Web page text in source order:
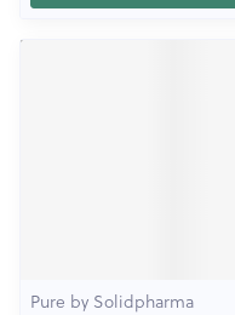
Pure by Solidpharma